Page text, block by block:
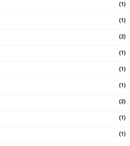
(1)
(1)
(2)
(1)
(1)
(1)
(2)
(1)
(1)